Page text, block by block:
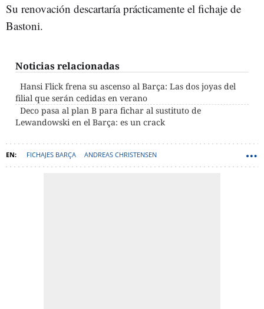
Su renovación descartaría prácticamente el fichaje de
Bastoni.
Noticias relacionadas
Hansi Flick frena su ascenso al Barça: Las dos joyas del
filial que serán cedidas en verano
Deco pasa al plan B para fichar al sustituto de
Lewandowski en el Barça: es un crack
FICHAJES BARÇA ANDREAS CHRISTENSEN